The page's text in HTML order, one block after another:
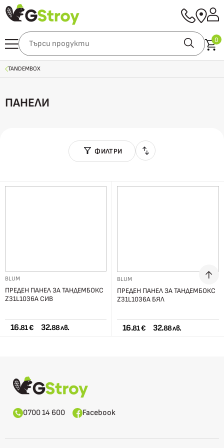
0
TANDEMBOX
ПАНЕЛИ
ФИЛТРИ
BLUM
ПРЕДЕН ПАНЕЛ ЗА ТАНДЕМБОКС
Z31L1036A СИВ
16.81 € 32.88 лв.
BLUM
ПРЕДЕН ПАНЕЛ ЗА ТАНДЕМБОКС
Z31L1036A БЯЛ
16.81 € 32.88 лв.
0700 14 600 Facebook